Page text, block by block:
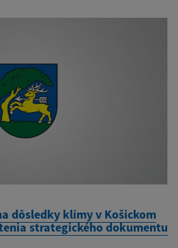
dôsledky klímy v Košickom
strategického dokumentu